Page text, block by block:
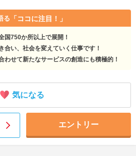
る 「ココに注目！」
国750か所以上で展開！
合い、社会を変えていく仕事です！
わせて新たなサービスの創造にも積極的！
気になる
エントリー